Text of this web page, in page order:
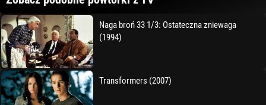
Naga broń 33 1/3: Ostateczna zniewaga
(1994)
Transformers (2007)